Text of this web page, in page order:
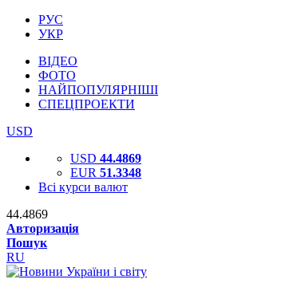
РУС
УКР
ВІДЕО
ФОТО
НАЙПОПУЛЯРНІШІ
СПЕЦПРОЕКТИ
USD
USD 44.4869
EUR 51.3348
Всі курси валют
44.4869
Авторизація
Пошук
RU